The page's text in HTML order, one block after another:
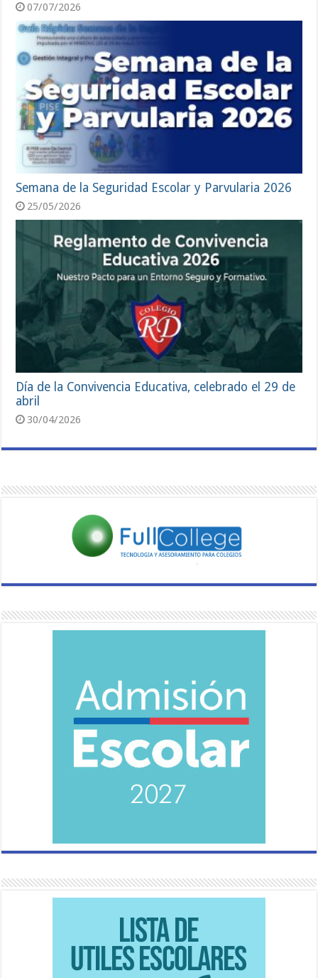
07/07/2026
Semana de la Seguridad Escolar y Parvularia 2026
25/05/2026
Día de la Convivencia Educativa, celebrado el 29 de
abril
30/04/2026